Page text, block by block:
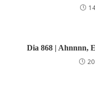
Dia 868 | Ahnnnn,